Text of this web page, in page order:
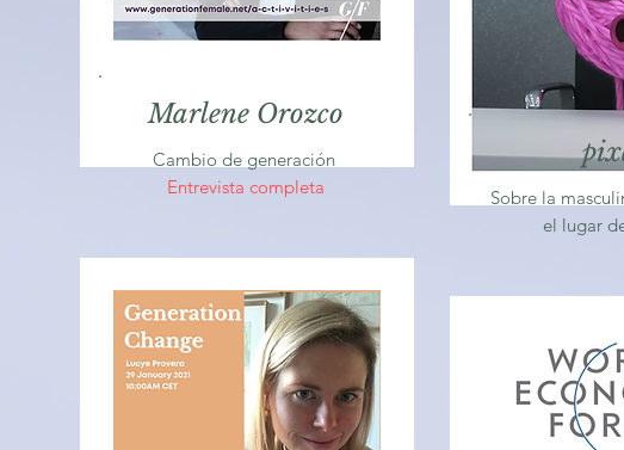
Marlene Orozco
Cambio de generación
Entrevista completa
Sobre la
el lugar